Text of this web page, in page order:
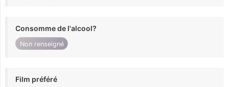
Consomme de l'alcool?
Non renseigné
Film préféré